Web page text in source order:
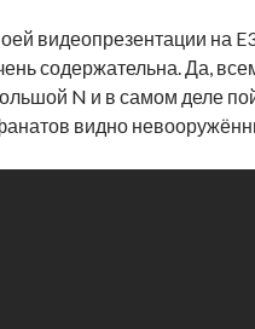
видеопрезентации на
содержательна. Да,
N и в самом деле
видно